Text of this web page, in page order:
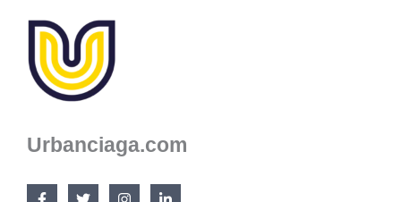
Cuan
Urbanciaga.com